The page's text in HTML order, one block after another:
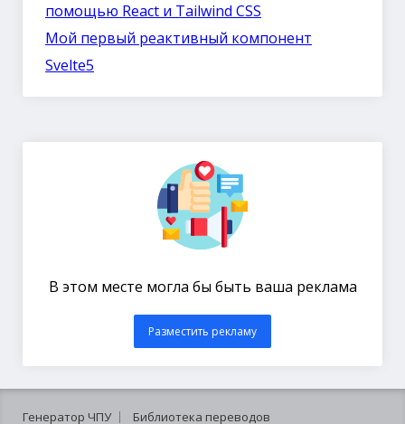
помощью React и Tailwind CSS
Мой первый реактивный компонент
Svelte5
В этом месте могла бы быть ваша реклама
Разместить рекламу
Генератор ЧПУ Библиотека переводов